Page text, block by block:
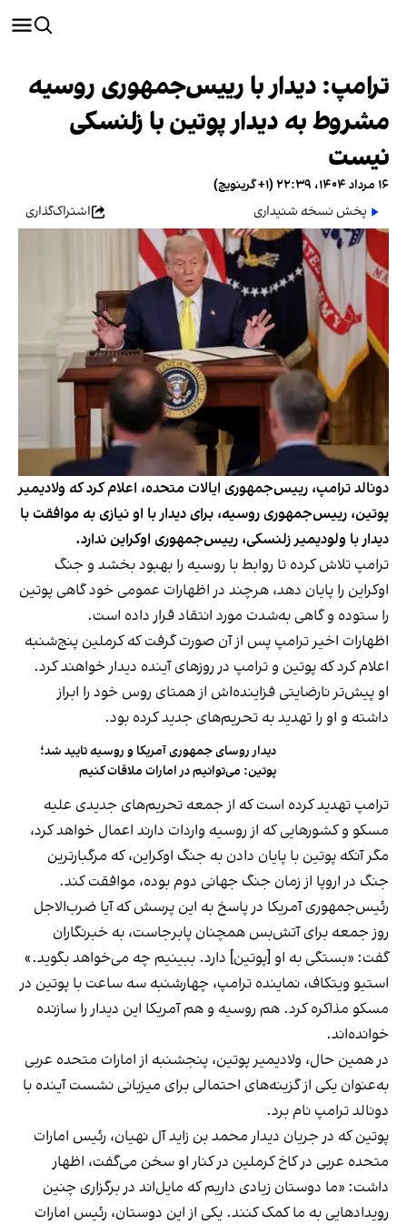
ترامپ: دیدار با رییس‌جمهوری روسیه
مشروط به دیدار پوتین با زلنسکی
نیست
۱۶ مرداد ۱۴۰۴، ۲۲:۳۹ (‎+۱ گرینویچ)
پخش نسخه شنیداری
اشتراک‌گذاری
دونالد ترامپ، رییس‌جمهوری ایالات متحده، اعلام کرد که ولادیمیر
پوتین، رییس‌جمهوری روسیه، برای دیدار با او نیازی به موافقت با
دیدار با ولودیمیر زلنسکی، رییس‌جمهوری اوکراین ندارد.
ترامپ تلاش کرده تا روابط با روسیه را بهبود بخشد و جنگ
اوکراین را پایان دهد، هرچند در اظهارات عمومی خود گاهی پوتین
را ستوده و گاهی به‌شدت مورد انتقاد قرار داده است.
اظهارات اخیر ترامپ پس از آن صورت گرفت که کرملین پنج‌شنبه
اعلام کرد که پوتین و ترامپ در روزهای آینده دیدار خواهند کرد.
او پیش‌تر نارضایتی فزاینده‌اش از همتای روس خود را ابراز
داشته و او را تهدید به تحریم‌های جدید کرده بود.
دیدار روسای جمهوری آمریکا و روسیه تایید شد؛
پوتین: می‌توانیم در امارات ملاقات کنیم
ترامپ تهدید کرده است که از جمعه تحریم‌های جدیدی علیه
مسکو و کشورهایی که از روسیه واردات دارند اعمال خواهد کرد،
مگر آنکه پوتین با پایان دادن به جنگ اوکراین، که مرگبارترین
جنگ در اروپا از زمان جنگ جهانی دوم بوده، موافقت کند.
رئیس‌جمهوری آمریکا در پاسخ به این پرسش که آیا ضرب‌الاجل
روز جمعه برای آتش‌بس همچنان پابرجاست، به خبرنگاران
گفت: «بستگی به او [پوتین] دارد. ببینیم چه می‌خواهد بگوید.»
استیو ویتکاف، نماینده ترامپ، چهارشنبه سه ساعت با پوتین در
مسکو مذاکره کرد. هم روسیه و هم آمریکا این دیدار را سازنده
خوانده‌اند.
در همین حال، ولادیمیر پوتین، پنجشنبه از امارات متحده عربی
به‌عنوان یکی از گزینه‌های احتمالی برای میزبانی نشست آینده با
دونالد ترامپ نام برد.
پوتین که در جریان دیدار محمد بن زاید آل نهیان، رئیس امارات
متحده عربی در کاخ کرملین در کنار او سخن می‌گفت، اظهار
داشت: «ما دوستان زیادی داریم که مایل‌اند در برگزاری چنین
رویدادهایی به ما کمک کنند. یکی از این دوستان، رئیس امارات